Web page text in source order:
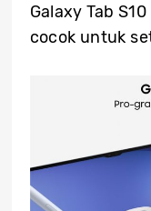
Galaxy Tab
cocok untuk